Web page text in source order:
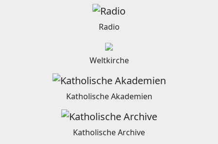
Radio
Weltkirche
Katholische Akademien
Katholische Archive